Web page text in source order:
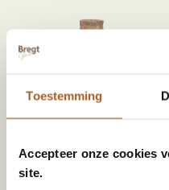
Toestemming
Accepteer onze cookies
site.
Tamegroute long grenade vaas | oker